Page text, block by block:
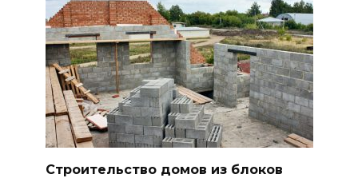
Строительство домов из блоков